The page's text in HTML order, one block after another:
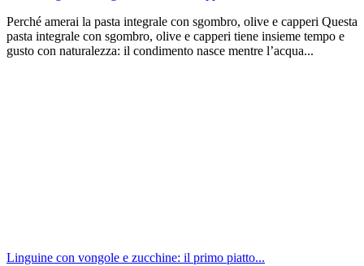
Perché amerai la pasta integrale con sgombro, olive e capperi Questa
pasta integrale con sgombro, olive e capperi tiene insieme tempo e
gusto con naturalezza: il condimento nasce mentre l’acqua...
Linguine con vongole e zucchine: il primo piatto...